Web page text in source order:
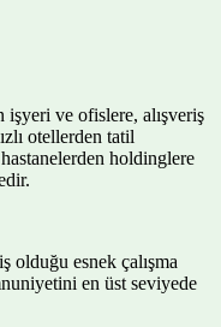
ve ofislere, alışveriş
otellerden tatil
holdinglere
olduğu esnek çalışma
en üst seviyede